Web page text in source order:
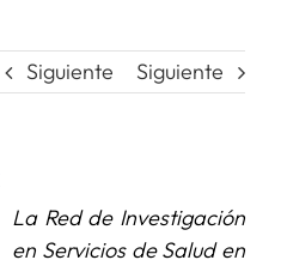
Siguiente Siguiente
La Red de Investigación
en Servicios de Salud en